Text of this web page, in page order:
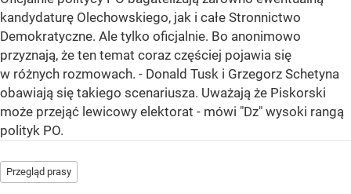
kandydaturę Olechowskiego, jak i całe Stronnictwo
Demokratyczne. Ale tylko oficjalnie. Bo anonimowo
przyznają, że ten temat coraz częściej pojawia się
w różnych rozmowach. - Donald Tusk i Grzegorz Schetyna
obawiają się takiego scenariusza. Uważają że Piskorski
może przejąć lewicowy elektorat - mówi "Dz" wysoki rangą
polityk PO.
Przegląd prasy